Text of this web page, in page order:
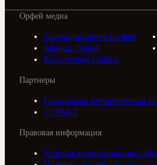
Орфей медиа
Телерадиоцентр Орфей
Афиша Орфей
Коллективы Орфей
Партнеры
Российская библиотечная
///ТРАКТ
Правовая информация
Условия использования